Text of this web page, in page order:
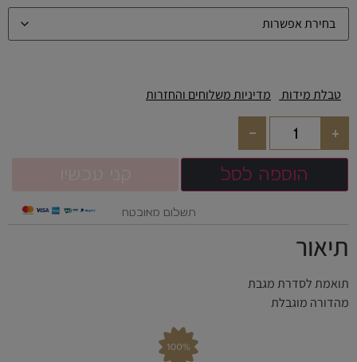
טבלת מידות מדיניות משלוחים והחזרות
+
-
הוספה לסל
תשלום מאובטח
תיאור
תואמת לסדרת מגבת
מהדורה מוגבלת